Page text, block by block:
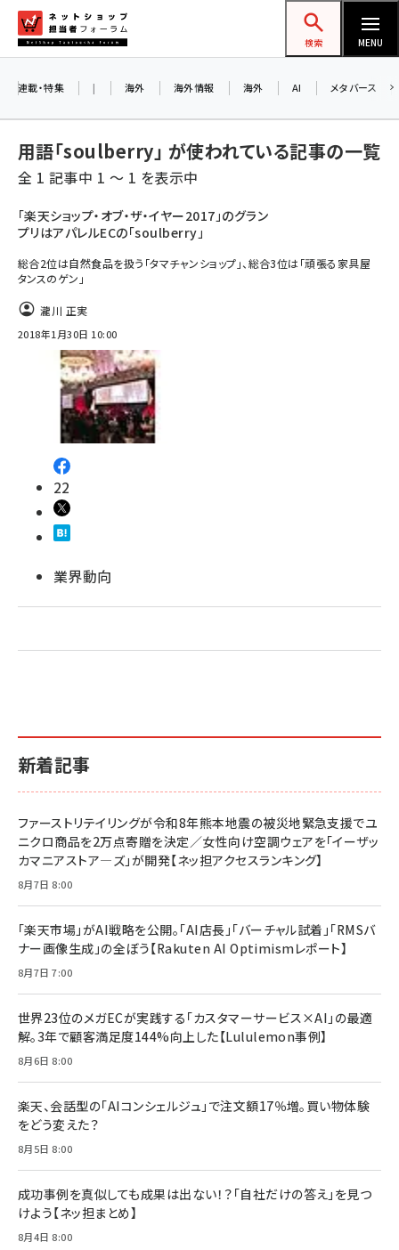
ン
ネットショップ担当者フォーラム
検索 MENU
yahoo (1906)
楽天 (1874)
アスクル (1122)
base (1081)
ビィ・フォアード (776)
revico (744)
連載・特集 | 海外 海外情報 海外 AI メタバース
用語「soulberry」 が使われている記事の一覧
全 1 記事中 1 ～ 1 を表示中
「楽天ショップ・オブ・ザ・イヤー2017」のグラン
プリはアパレルECの「soulberry」
総合2位は自然食品を扱う「タマチャンショップ」、総合3位は「頑張る家具屋
タンスのゲン」
瀧川 正実
2018年1月30日 10:00
22
業界動向
新着記事
ファーストリテイリングが令和8年熊本地震の被災地緊急支援でユ
ニクロ商品を2万点寄贈を決定／女性向け空調ウェアを「イーザッ
カマニアストア―ズ」が開発【ネッ担アクセスランキング】
8月7日 8:00
「楽天市場」がAI戦略を公開。「AI店長」「バーチャル試着」「RMSバ
ナー画像生成」の全ぼう【Rakuten AI Optimismレポート】
8月7日 7:00
世界23位のメガECが実践する「カスタマーサービス×AI」の最適
解。3年で顧客満足度144%向上した【Lululemon事例】
8月6日 8:00
楽天、会話型の「AIコンシェルジュ」で注文額17％増。買い物体験
をどう変えた？
8月5日 8:00
成功事例を真似しても成果は出ない！？「自社だけの答え」を見つ
けよう【ネッ担まとめ】
8月4日 8:00